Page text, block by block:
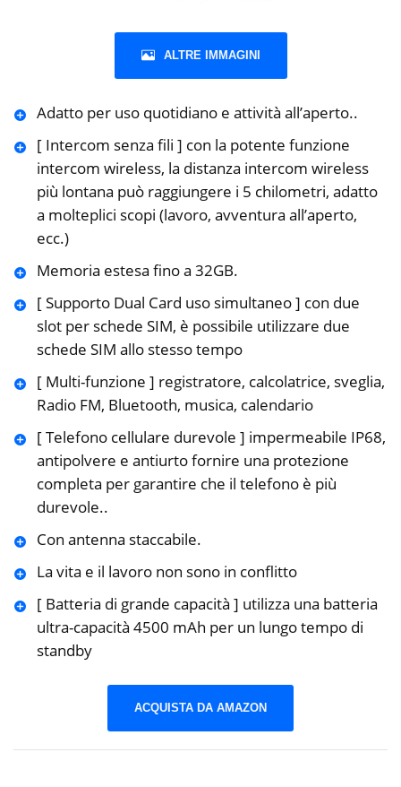
ALTRE IMMAGINI
Adatto per uso quotidiano e attività all’aperto..
[ Intercom senza fili ] con la potente funzione
intercom wireless, la distanza intercom wireless
più lontana può raggiungere i 5 chilometri, adatto
a molteplici scopi (lavoro, avventura all’aperto,
ecc.)
Memoria estesa fino a 32GB.
[ Supporto Dual Card uso simultaneo ] con due
slot per schede SIM, è possibile utilizzare due
schede SIM allo stesso tempo
[ Multi-funzione ] registratore, calcolatrice, sveglia,
Radio FM, Bluetooth, musica, calendario
[ Telefono cellulare durevole ] impermeabile IP68,
antipolvere e antiurto fornire una protezione
completa per garantire che il telefono è più
durevole..
Con antenna staccabile.
La vita e il lavoro non sono in conflitto
[ Batteria di grande capacità ] utilizza una batteria
ultra-capacità 4500 mAh per un lungo tempo di
standby
ACQUISTA DA AMAZON